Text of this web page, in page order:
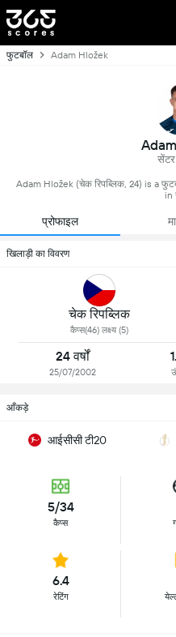
फुटबॉल Adam Hložek
सेंटर
Adam Hložek (चेक रिपब्लिक, 24) is a
in
प्रोफाइल
खिलाड़ी का विवरण
चेक रिपब्लिक
कैप्स(46) लक्ष्य (5)
24 वर्षों
25/07/2002
आँकड़े
आईसीसी टी20
5/34
कैप्स
6.4
रेटिंग